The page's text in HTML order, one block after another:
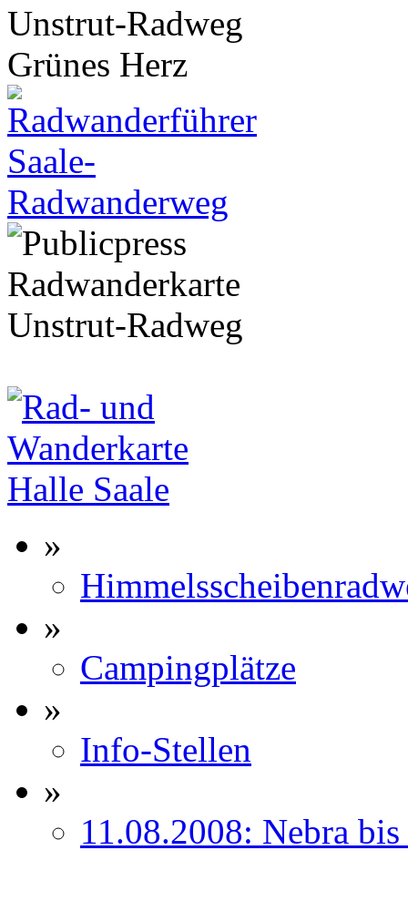
»
»
Campingplätze
»
Info-Stellen
»
11.08.2008: Nebra